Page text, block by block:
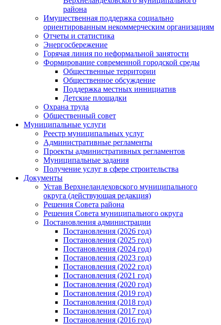
района
Имущественная поддержка социально
ориентированным некоммерческим организациям
Отчеты и статистика
Энергосбережение
Горячая линия по неформальной занятости
Формирование современной городской среды
Общественные территории
Общественное обсуждение
Поддержка местных иннициатив
Детские площадки
Охрана труда
Общественный совет
Муниципальные услуги
Реестр муниципальных услуг
Административные регламенты
Проекты административных регламентов
Муниципальные задания
Получение услуг в сфере строительства
Документы
Устав Верхнеландеховского муниципального
округа (действующая редакция)
Решения Совета района
Решения Совета муниципального округа
Постановления администрации
Постановления (2026 год)
Постановления (2025 год)
Постановления (2024 год)
Постановления (2023 год)
Постановления (2022 год)
Постановления (2021 год)
Постановления (2020 год)
Постановления (2019 год)
Постановления (2018 год)
Постановления (2017 год)
Постановления (2016 год)